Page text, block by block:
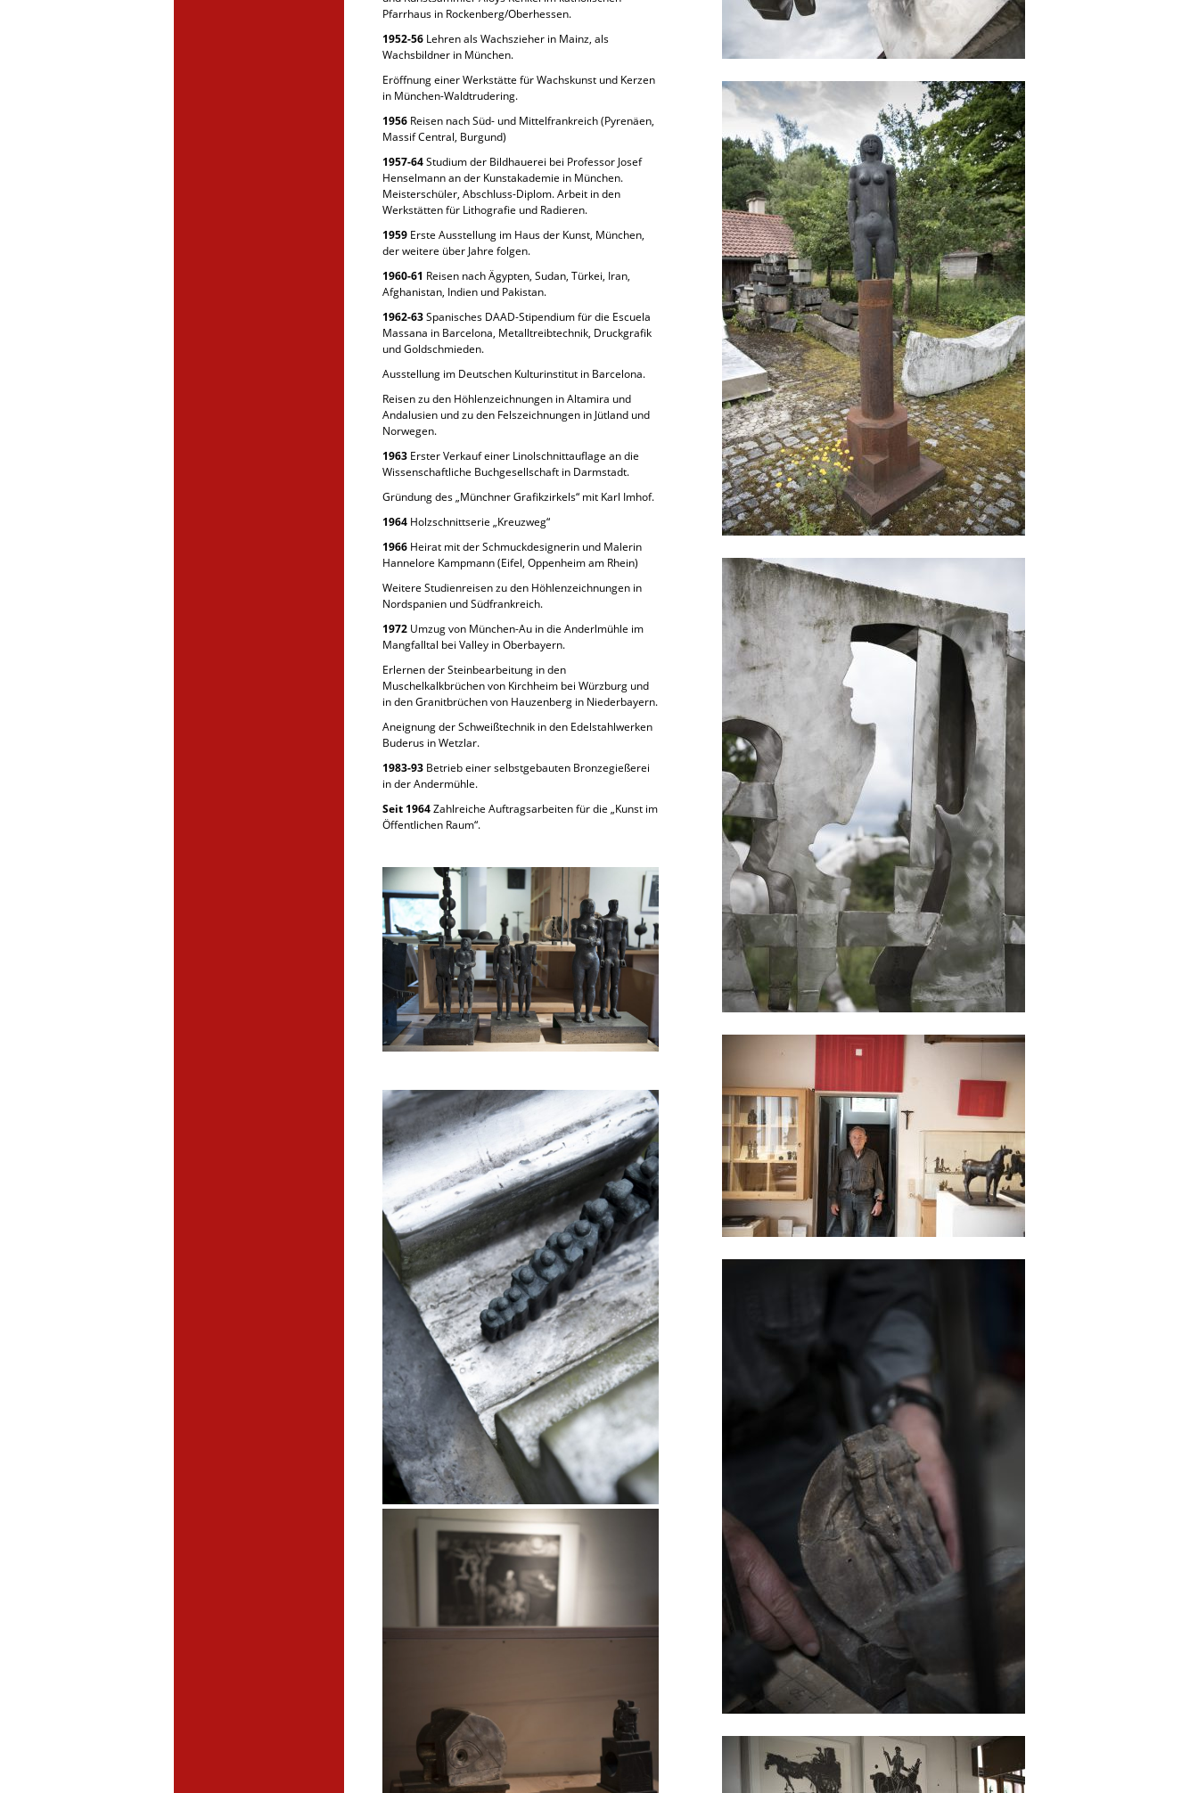
Pfarrhaus in Rockenberg/Oberhessen.
1952-56 Lehren als Wachszieher in Mainz, als
Wachsbildner in München.
Eröffnung einer Werkstätte für Wachskunst und Kerzen
in München-Waldtrudering.
1956 Reisen nach Süd- und Mittelfrankreich (Pyrenäen,
Massif Central, Burgund)
1957-64Studium der Bildhauerei bei Professor Josef
Henselmann an der Kunstakademie in München.
Meisterschüler, Abschluss-Diplom. Arbeit in den
Werkstätten für Lithografie und Radieren.
1959 Erste Ausstellung im Haus der Kunst, München,
der weitere über Jahre folgen.
1960-61 Reisen nach Ägypten, Sudan, Türkei, Iran,
Afghanistan, Indien und Pakistan.
1962-63Spanisches DAAD-Stipendium für die Escuela
Massana in Barcelona, Metalltreibtechnik, Druckgrafik
und Goldschmieden.
Ausstellung im Deutschen Kulturinstitut in Barcelona.
Reisen zu den Höhlenzeichnungen in Altamira und
Andalusien und zu den Felszeichnungen in Jütland und
Norwegen.
1963 Erster Verkauf einer Linolschnittauflage an die
Wissenschaftliche Buchgesellschaft in Darmstadt.
Gründung des „Münchner Grafikzirkels“ mit Karl Imhof.
1964 Holzschnittserie „Kreuzweg“
1966 Heirat mit der Schmuckdesignerin und Malerin
Hannelore Kampmann (Eifel, Oppenheim am Rhein)
Weitere Studienreisen zu den Höhlenzeichnungen in
Nordspanien und Südfrankreich.
1972 Umzug von München-Au in die Anderlmühle im
Mangfalltal bei Valley in Oberbayern.
Erlernen der Steinbearbeitung in den
Muschelkalkbrüchen von Kirchheim bei Würzburg und
in den Granitbrüchen von Hauzenberg in Niederbayern.
Aneignung der Schweißtechnik in den Edelstahlwerken
Buderus in Wetzlar.
1983-93 Betrieb einer selbstgebauten Bronzegießerei
in der Andermühle.
Seit 1964Zahlreiche Auftragsarbeiten für die „Kunst im
Öffentlichen Raum“.